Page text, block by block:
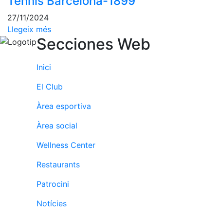
fisiosalut
Entrenaments
personals
Activitats
Piscina
Normativa
Restaurants
Restaurant
Casa Arilla
Chill Out
Piscina
27/11/2024
Llegeix més
Secciones Web
Inici
El Club
Àrea esportiva
Àrea social
Wellness Center
Restaurants
Patrocini
Notícies